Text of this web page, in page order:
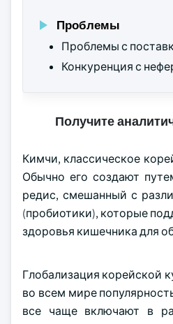
Проблемы
Проблемы с
Конкуренция с
Получите
Кимчи, классическое
Обычно его создают
редис, смешанный с
(пробиотики), которые
здоровья кишечника для
Глобализация корейской
во всем мире
все чаще включают в